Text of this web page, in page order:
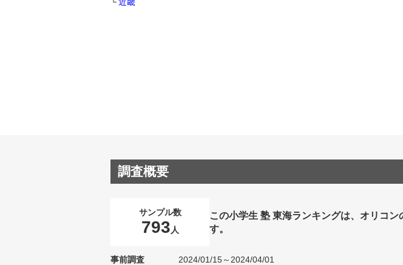
調査概要
サンプル数
793 人
この小学生 塾 東海ランキングは、オリコ
す。
事前調査
2024/01/15～2024/04/01